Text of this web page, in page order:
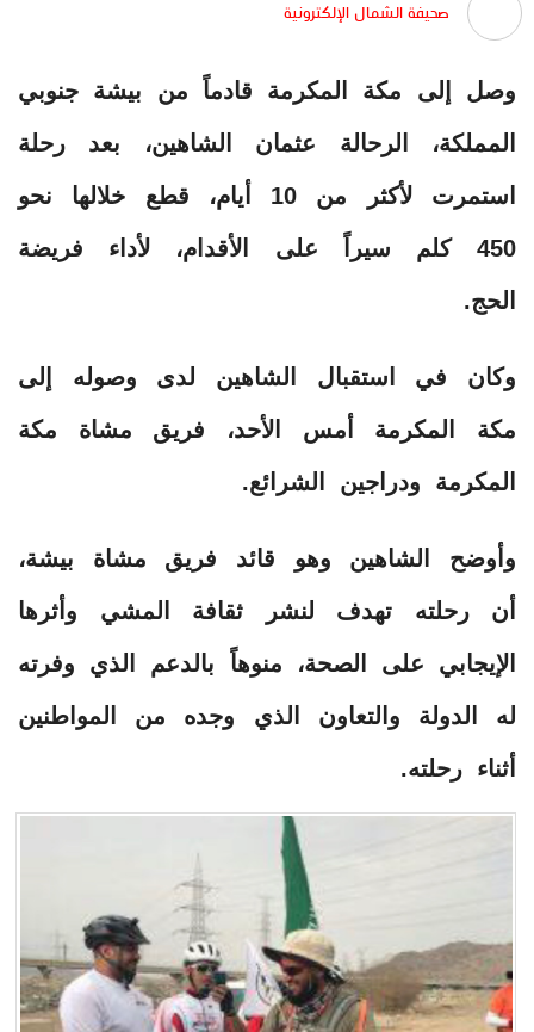
صحيفة الشمال الإلكترونية
وصل إلى مكة المكرمة قادماً من بيشة جنوبي
المملكة، الرحالة عثمان الشاهين، بعد رحلة
استمرت لأكثر من 10 أيام، قطع خلالها نحو
450 كلم سيراً على الأقدام، لأداء فريضة
الحج.
وكان في استقبال الشاهين لدى وصوله إلى
مكة المكرمة أمس الأحد، فريق مشاة مكة
المكرمة ودراجين الشرائع.
وأوضح الشاهين وهو قائد فريق مشاة بيشة،
أن رحلته تهدف لنشر ثقافة المشي وأثرها
الإيجابي على الصحة، منوهاً بالدعم الذي وفرته
له الدولة والتعاون الذي وجده من المواطنين
أثناء رحلته.